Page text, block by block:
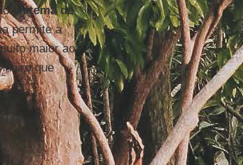
sistema de
permite a
maior ao
que